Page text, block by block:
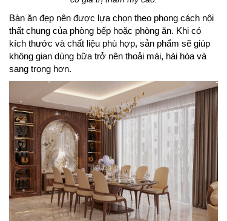
Bàn ăn đẹp nên được lựa chọn theo phong cách nội
thất chung của phòng bếp hoặc phòng ăn. Khi có
kích thước và chất liệu phù hợp, sản phẩm sẽ giúp
không gian dùng bữa trở nên thoải mái, hài hòa và
sang trọng hơn.